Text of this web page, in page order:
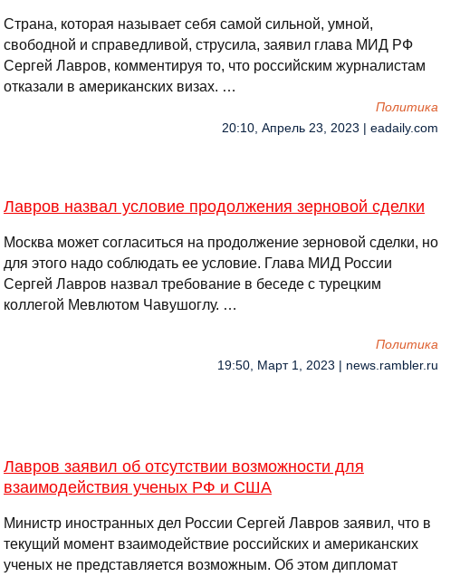
Страна, которая называет себя самой сильной, умной,
свободной и справедливой, струсила, заявил глава МИД РФ
Сергей Лавров, комментируя то, что российским журналистам
отказали в американских визах. …
Политика
20:10, Апрель 23, 2023 | eadaily.com
Лавров назвал условие продолжения зерновой сделки
Москва может согласиться на продолжение зерновой сделки, но
для этого надо соблюдать ее условие. Глава МИД России
Сергей Лавров назвал требование в беседе с турецким
коллегой Мевлютом Чавушоглу. …
Политика
19:50, Март 1, 2023 | news.rambler.ru
Лавров заявил об отсутствии возможности для
взаимодействия ученых РФ и США
Министр иностранных дел России Сергей Лавров заявил, что в
текущий момент взаимодействие российских и американских
ученых не представляется возможным. Об этом дипломат